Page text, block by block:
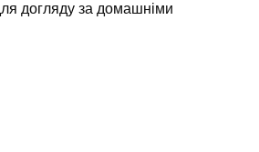
догляду за домашніми